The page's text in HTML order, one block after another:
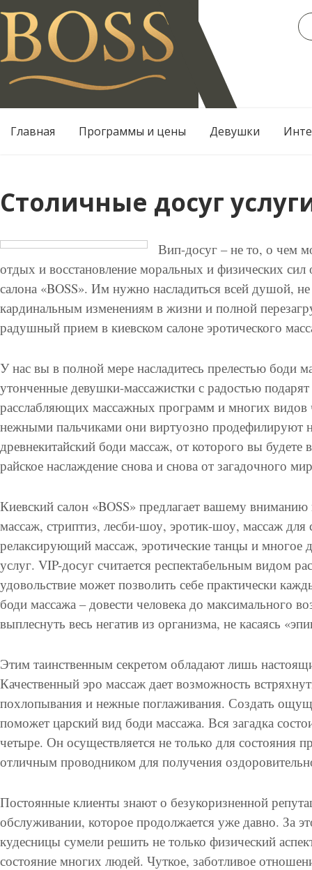
содержанию
Главная Программы и цены Девушки
Столичные досуг
Вип-досуг – не то, о чем
отдых и восстановление моральных и физических сил
салона «BOSS». Им нужно насладиться всей душой,
кардинальным изменениям в жизни и полной
радушный прием в киевском салоне эротического
У нас вы в полной мере насладитесь прелестью боди
утонченные девушки-массажистки с радостью
расслабляющих массажных программ и многих
нежными пальчиками они виртуозно продефилируют
древнекитайский боди массаж, от которого вы будете
райское наслаждение снова и снова от загадочного
Киевский салон «BOSS» предлагает вашему
массаж, стриптиз, лесби-шоу, эротик-шоу, массаж
релаксирующий массаж, эротические танцы и многое
услуг. VIP-досуг считается респектабельным видом
удовольствие может позволить себе практически
боди массажа – довести человека до максимального
выплеснуть весь негатив из организма, не касаясь
Этим таинственным секретом обладают лишь
Качественный эро массаж дает возможность
похлопывания и нежные поглаживания. Создать
поможет царский вид боди массажа. Вся загадка
четыре. Он осуществляется не только для состояния
отличным проводником для получения
Постоянные клиенты знают о безукоризненной
обслуживании, которое продолжается уже давно. За
кудесницы сумели решить не только физический
состояние многих людей. Чуткое, заботливое